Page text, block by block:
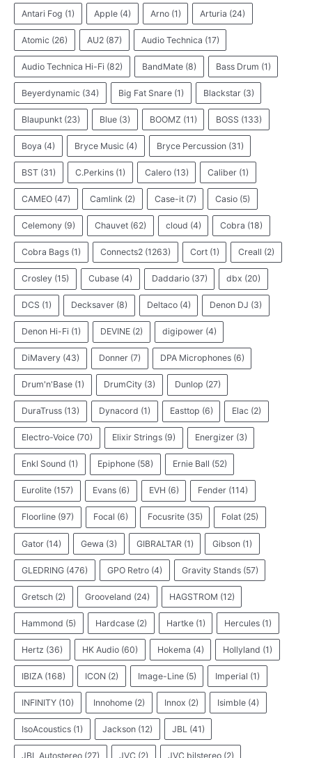
Antari Fog (1) Apple (4) Arno (1) Arturia (24)
Atomic (26) AU2 (87) Audio Technica (17)
Audio Technica Hi-Fi (82) BandMate (8) Bass Drum (1)
Beyerdynamic (34) Big Fat Snare (1) Blackstar (3)
Blaupunkt (23) Blue (3) BOOMZ (11) BOSS (133)
Boya (4) Bryce Music (4) Bryce Percussion (31)
BST (31) C.Perkins (1) Calero (13) Caliber (1)
CAMEO (47) Camlink (2) Case-it (7) Casio (5)
Celemony (9) Chauvet (62) cloud (4) Cobra (18)
Cobra Bags (1) Connects2 (1263) Cort (1) Creall (2)
Crosley (15) Cubase (4) Daddario (37) dbx (20)
DCS (1) Decksaver (8) Deltaco (4) Denon DJ (3)
Denon Hi-Fi (1) DEVINE (2) digipower (4)
DiMavery (43) Donner (7) DPA Microphones (6)
Drum'n'Base (1) DrumCity (3) Dunlop (27)
DuraTruss (13) Dynacord (1) Easttop (6) Elac (2)
Electro-Voice (70) Elixir Strings (9) Energizer (3)
Enkl Sound (1) Epiphone (58) Ernie Ball (52)
Eurolite (157) Evans (6) EVH (6) Fender (114)
Floorline (97) Focal (6) Focusrite (35) Folat (25)
Gator (14) Gewa (3) GIBRALTAR (1) Gibson (1)
GLEDRING (476) GPO Retro (4) Gravity Stands (57)
Gretsch (2) Grooveland (24) HAGSTROM (12)
Hammond (5) Hardcase (2) Hartke (1) Hercules (1)
Hertz (36) HK Audio (60) Hokema (4) Hollyland (1)
IBIZA (168) ICON (2) Image-Line (5) Imperial (1)
INFINITY (10) Innohome (2) Innox (2) Isimble (4)
IsoAcoustics (1) Jackson (12) JBL (41)
JBL Autostereo (27) JVC (2) JVC bilstereo (2)